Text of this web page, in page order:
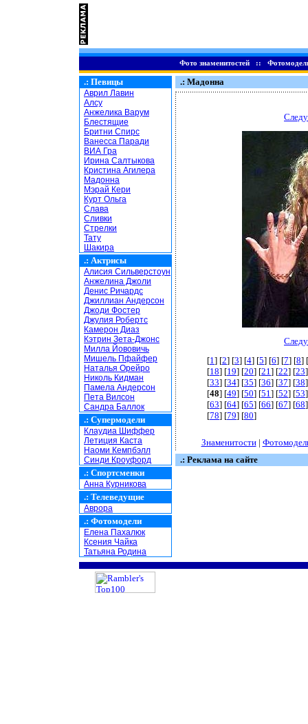
Фото знаменитостей::
.: Певицы
Аврил Лавин
Алсу
Анжелика Варум
Блестящие
Бритни Спирс
Ванесса Паради
ВИА Гра
Ирина Салтыкова
Кристина Агилера
Мадонна
Мэрай Кери
Курт Ольга
Слава
Сливки
Стрелки
Тату
Шакира
.: Актрисы
Алисия Сильверстоун
Анжелина Джоли
Денис Ричардс
Джиллиан Андерсон
Джоди Фостер
Джулия Робертс
Камерон Диаз
Кэтрин Зета-Джонс
Милла Йововичь
Мишель Пфайфер
Наталья Орейро
Николь Кидман
Памела Андерсон
Пета Вилсон
Сандра Баллок
.: Супермодели
Клаудиа Шиффер
Летиция Каста
Наоми Кемпбэлл
Синди Кроуфорд
.: Спортсменки
Анна Курникова
.: Телеведущие
Аврора
.: Фотомодели
Елена Пахалюк
Ксения Чайка
Татьяна Родина
.: Мадонна
[1] [2] [3] [4] [5] [6] [7] [8] [
[18] [19] [20] [21] [22] [23
[33] [34] [35] [36] [37] [38
[48] [49] [50] [51] [52] [53
[63] [64] [65] [66] [67] [68
[78] [79] [80]
Знаменитости|
.: Реклама на сайте